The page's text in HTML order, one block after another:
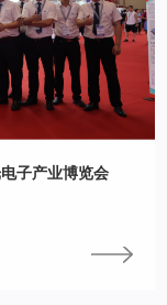
子产业博览会